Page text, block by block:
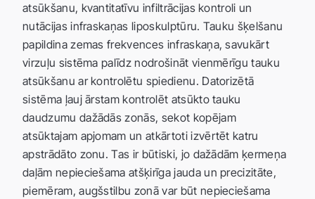
atsūkšanu, kvantitatīvu infiltrācijas kontroli un
nutācijas infraskaņas liposkulptūru. Tauku šķelšanu
papildina zemas frekvences infraskaņa, savukārt
virzuļu sistēma palīdz nodrošināt vienmērīgu tauku
atsūkšanu ar kontrolētu spiedienu. Datorizētā
sistēma ļauj ārstam kontrolēt atsūkto tauku
daudzumu dažādās zonās, sekot kopējam
atsūktajam apjomam un atkārtoti izvērtēt katru
apstrādāto zonu. Tas ir būtiski, jo dažādām ķermeņa
daļām nepieciešama atšķirīga jauda un precizitāte,
piemēram, augšstilbu zonā var būt nepieciešama